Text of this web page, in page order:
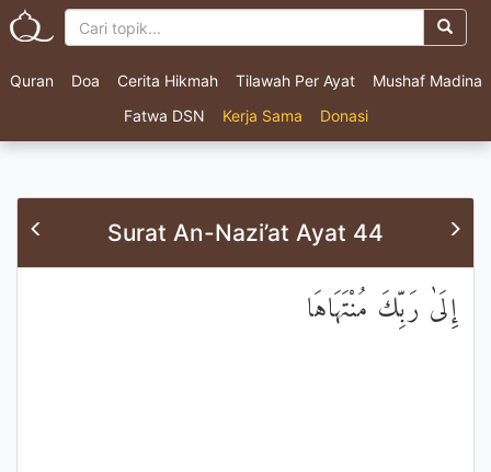
Quran Doa Cerita Hikmah Tilawah Per Ayat
Mushaf Madina
Fatwa DSN
Kerja Sama Donasi
Surat An-Nazi’at Ayat 44
إِلَىٰ رَبِّكَ مُنْتَهَاهَا